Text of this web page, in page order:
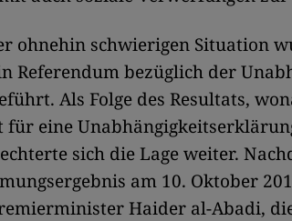
ohnehin schwierigen Situation
Referendum bezüglich der
Als Folge des Resultats,
für eine
sich die Lage weiter.
am 10. Oktober
Haider al-Abadi,